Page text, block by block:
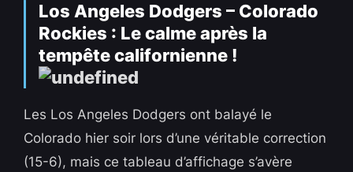
Los Angeles Dodgers – Colorado
Rockies : Le calme après la
tempête californienne !
Les Los Angeles Dodgers ont balayé le
Colorado hier soir lors d’une véritable correction
(15-6), mais ce tableau d’affichage s’avère